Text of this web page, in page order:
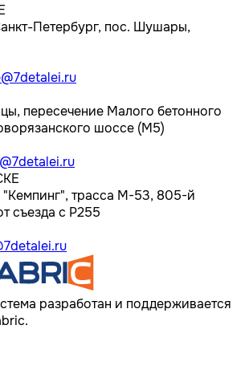
Петербург, пос. Шушары,
пересечение Малого бетонного
шоссе (М5)
"Кемпинг", трасса M-53, 805-й
съезда с Р255
разработан и поддерживается